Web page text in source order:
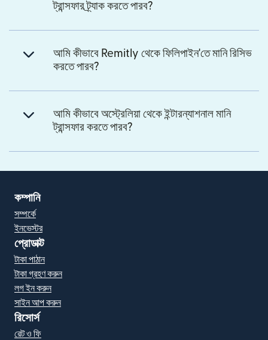
ট্রান্সফার ট্র্যাক করতে পারব?
আমি কীভাবে Remitly থেকে ফিলিপাইন'তে মানি রিসিভ
করতে পারব?
আমি কীভাবে অস্ট্রেলিয়া থেকে ইন্টারন্যাশনাল মানি
ট্রান্সফার করতে পারব?
কম্পানি
সম্পর্কে
ইনভেস্টর
প্রোডাক্ট
টাকা পাঠান
টাকা গ্রহণ করুন
লগ ইন করুন
সাইন আপ করুন
রিসোর্স
রেট ও ফি